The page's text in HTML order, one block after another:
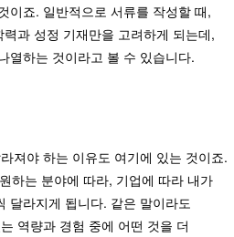
이죠. 일반적으로 서류를 작성할 때,
과 성정 기재만을 고려하게 되는데,
열하는 것이라고 볼 수 있습니다.
져야 하는 이유도 여기에 있는 것이죠.
하는 분야에 따라, 기업에 따라 내가
달라지게 됩니다. 같은 말이라도
역량과 경험 중에 어떤 것을 더